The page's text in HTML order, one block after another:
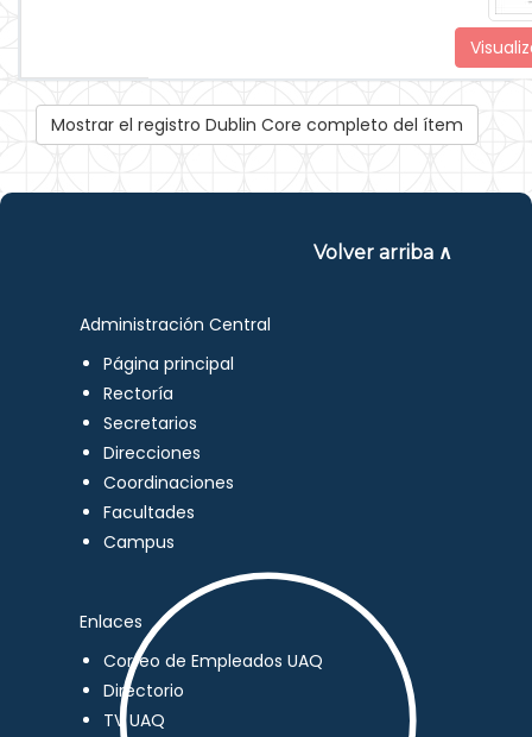
Mostrar el registro Dublin Core completo del ítem
Volver arriba ∧
Administración Central
Página principal
Rectoría
Secretarios
Direcciones
Coordinaciones
Facultades
Campus
Enlaces
Correo de Empleados UAQ
Directorio
TV UAQ